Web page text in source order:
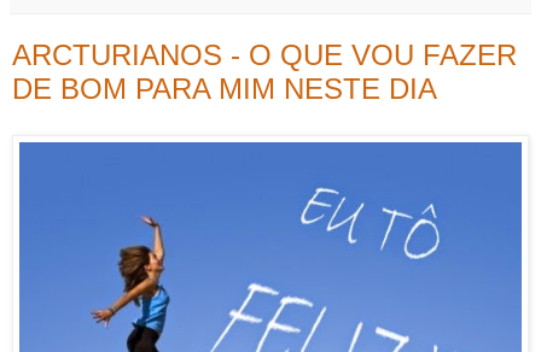
ARCTURIANOS - O QUE VOU FAZER
DE BOM PARA MIM NESTE DIA